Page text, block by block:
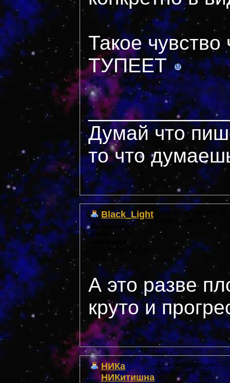
Такое
ТУПЕЕТ
Думай что
то что
Black_Light
Re: Бригада
злобных
13 October, 2005 в
Дата регистрации:
Сообщений: 30
А это разве
круто и
НИКа
НИКитишна
Дата регистрации:
Сообщений: 151